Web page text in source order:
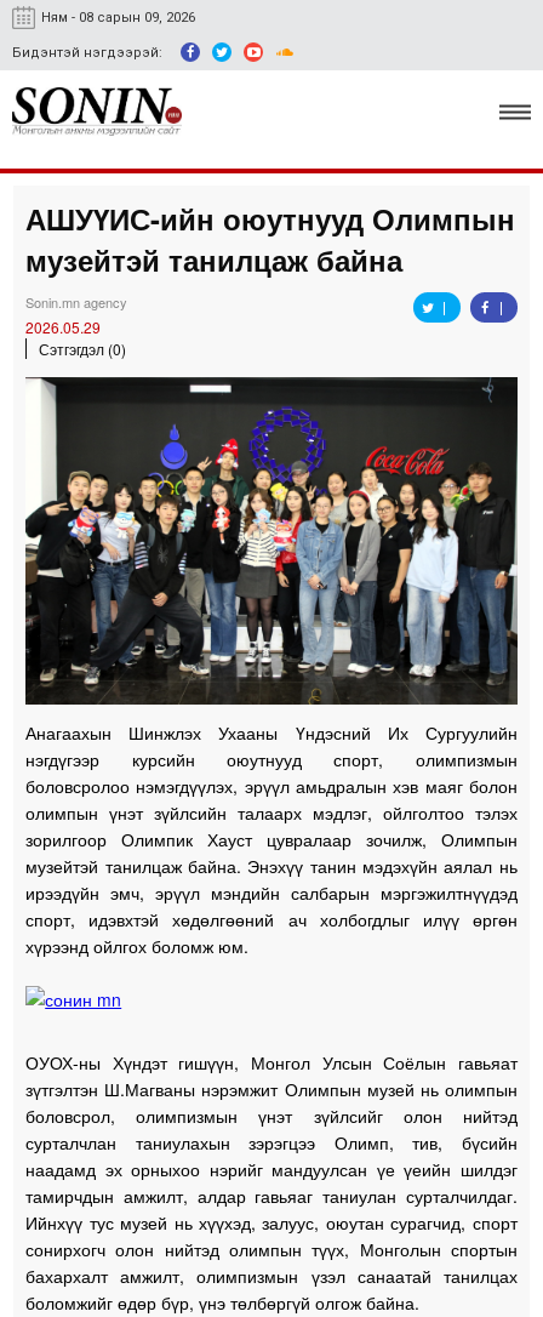
Ням - 08 сарын 09, 2026
Бидэнтэй нэгдээрэй:
Улс төр, эдийн засаг
Гэмт хэрэг
Спорт
Easy news
АШУҮИС-ийн оюутнууд Олимпын
музейтэй танилцаж байна
Sonin.mn agency
2026.05.29
Сэтгэгдэл (0)
Анагаахын Шинжлэх Ухааны Үндэсний Их Сургуулийн
нэгдүгээр курсийн оюутнууд спорт, олимпизмын
боловсролоо нэмэгдүүлэх, эрүүл амьдралын хэв маяг болон
олимпын үнэт зүйлсийн талаарх мэдлэг, ойлголтоо тэлэх
зорилгоор Олимпик Хауст цувралаар зочилж, Олимпын
музейтэй танилцаж байна. Энэхүү танин мэдэхүйн аялал нь
ирээдүйн эмч, эрүүл мэндийн салбарын мэргэжилтнүүдэд
спорт, идэвхтэй хөдөлгөөний ач холбогдлыг илүү өргөн
хүрээнд ойлгох боломж юм.
ОУОХ-ны Хүндэт гишүүн, Монгол Улсын Соёлын гавьяат
зүтгэлтэн Ш.Магваны нэрэмжит Олимпын музей нь олимпын
боловсрол, олимпизмын үнэт зүйлсийг олон нийтэд
сурталчлан таниулахын зэрэгцээ Олимп, тив, бүсийн
наадамд эх орныхоо нэрийг мандуулсан үе үеийн шилдэг
тамирчдын амжилт, алдар гавьяаг таниулан сурталчилдаг.
Ийнхүү тус музей нь хүүхэд, залуус, оюутан сурагчид, спорт
сонирхогч олон нийтэд олимпын түүх, Монголын спортын
бахархалт амжилт, олимпизмын үзэл санаатай танилцах
боломжийг өдөр бүр, үнэ төлбөргүй олгож байна.